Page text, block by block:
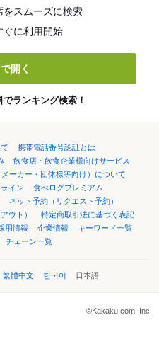
をスムーズに検索
ぐに利用開始
開く
ランキング検索！
携帯電話番号認証とは
飲食店・飲食企業様向けサービス
メーカー・団体様等向け）について
イン
食べログプレミアム
ネット予約（リクエスト予約）
ウト）
特定商取引法に基づく表記
用情報 企業情報
キーワード一覧
チェーン一覧
繁體中文 한국어 日本語
©Kakaku.com, Inc.